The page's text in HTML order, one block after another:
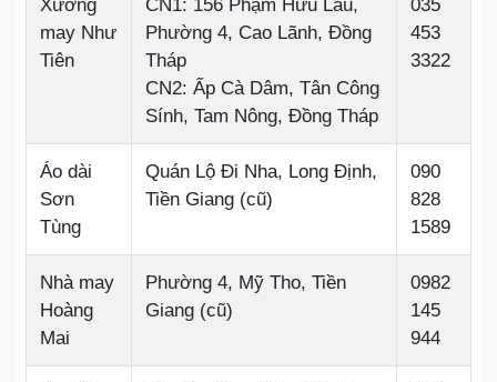
Xưởng
may Như
Tiên
CN1: 156 Phạm Hữu Lầu,
Phường 4, Cao Lãnh, Đồng
Tháp
CN2: Ấp Cà Dâm, Tân Công
Sính, Tam Nông, Đồng Tháp
035
453
3322
Áo dài
Sơn
Tùng
Quán Lộ Đi Nha, Long Định,
Tiền Giang (cũ)
090
828
1589
Nhà may
Hoàng
Mai
Phường 4, Mỹ Tho, Tiền
Giang (cũ)
0982
145
944